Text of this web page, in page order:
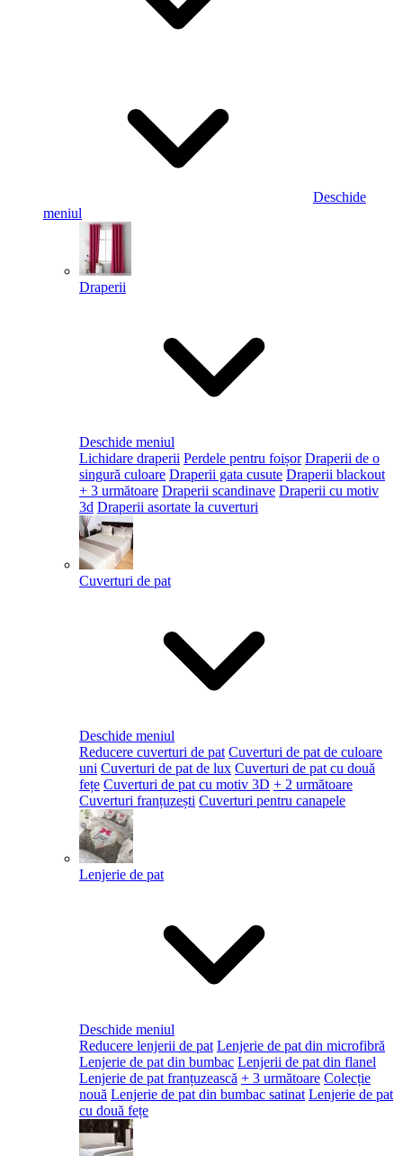
Deschide
meniul
Draperii
Deschide meniul
Lichidare draperii Perdele pentru foișor Draperii de o
singură culoare Draperii gata cusute Draperii blackout
+ 3 următoare Draperii scandinave Draperii cu motiv
3d Draperii asortate la cuverturi
Cuverturi de pat
Deschide meniul
Reducere cuverturi de pat Cuverturi de pat de culoare
uni Cuverturi de pat de lux Cuverturi de pat cu două
fețe Cuverturi de pat cu motiv 3D + 2 următoare
Cuverturi franțuzești Cuverturi pentru canapele
Lenjerie de pat
Deschide meniul
Reducere lenjerii de pat Lenjerie de pat din microfibră
Lenjerie de pat din bumbac Lenjerii de pat din flanel
Lenjerie de pat franțuzească + 3 următoare Colecție
nouă Lenjerie de pat din bumbac satinat Lenjerie de pat
cu două fețe